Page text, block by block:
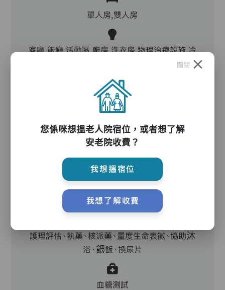
單人房,雙人房
客廳,飯廳,活動區,廚房,洗衣房,物理治療設施,冷
電動床,氣墊床,升降機,防滑扶手,助行器/拐杖,輪
椅
主管,助理員,護理員,保健員,物理治療師
護理評估、執藥、核派藥、量度生命表徵、協助沐
浴、餵飯、換尿片
血糖測試
關閉
您係咪想搵老人院宿位，或者想了解
安老院收費？
我想搵宿位
我想了解收費